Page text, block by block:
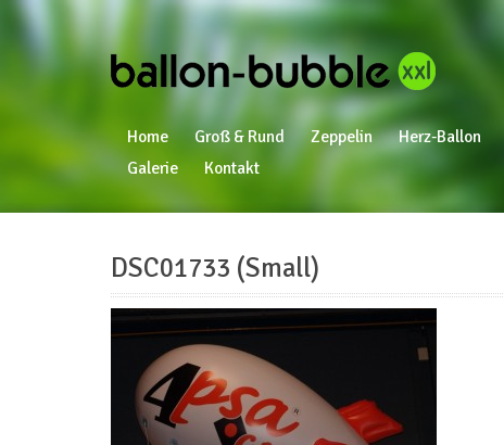
Home Groß & Rund Zeppelin Herz-Ballon
Galerie
Kontakt
DSC01733 (Small)